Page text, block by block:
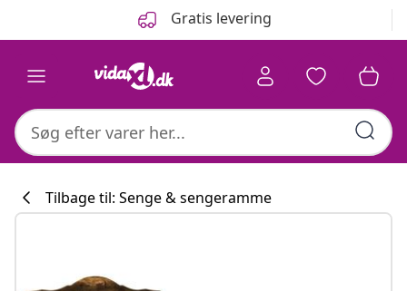
Gratis levering
Tilbage til: Senge & sengeramme